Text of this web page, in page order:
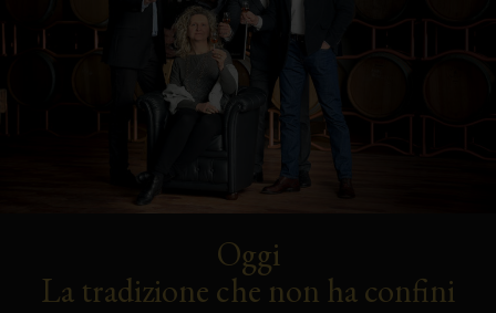
Oggi
La tradizione che non ha confini